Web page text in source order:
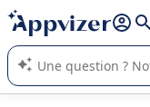
répondre (plusieurs
L'IA de Appvizer vous
logiciel SaaS en